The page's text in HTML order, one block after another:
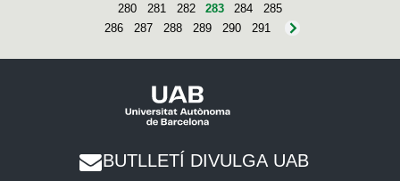
280
281 282 283 284
285
286
287 288 289 290 291
BUTLLETÍ DIVULGA UAB